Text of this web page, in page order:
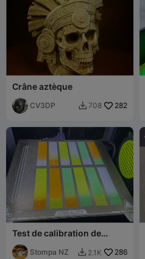
Crâne aztèque
CV3DP  708 282
Test de calibration de
purge CFS pour
ÉCONOMISER du filament
Stompa NZ  2.1K 286